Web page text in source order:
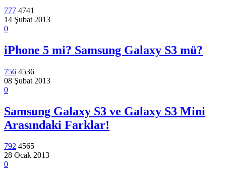
777 4741
14 Şubat 2013
0
iPhone 5 mi? Samsung Galaxy S3 mü?
756 4536
08 Şubat 2013
0
Samsung Galaxy S3 ve Galaxy S3 Mini
Arasındaki Farklar!
792 4565
28 Ocak 2013
0